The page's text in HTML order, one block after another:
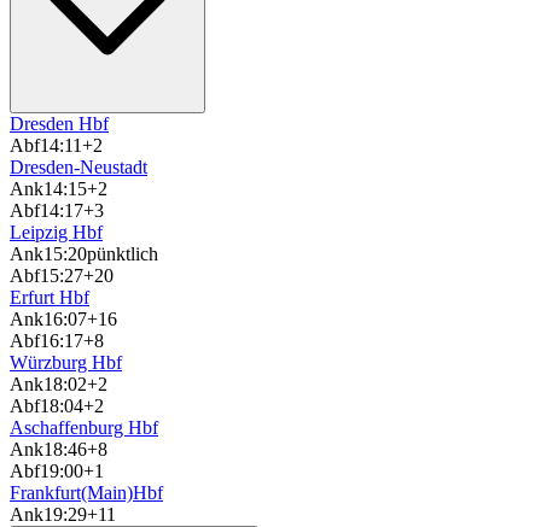
Dresden Hbf
Abf14:11+2
Dresden-Neustadt
Ank14:15+2
Abf14:17+3
Leipzig Hbf
Ank15:20pünktlich
Abf15:27+20
Erfurt Hbf
Ank16:07+16
Abf16:17+8
Würzburg Hbf
Ank18:02+2
Abf18:04+2
Aschaffenburg Hbf
Ank18:46+8
Abf19:00+1
Frankfurt(Main)Hbf
Ank19:29+11